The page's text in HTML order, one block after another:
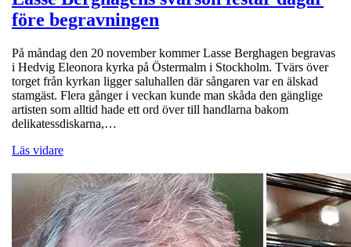
före begravningen
På måndag den 20 november kommer Lasse Berghagen begravas
i Hedvig Eleonora kyrka på Östermalm i Stockholm. Tvärs över
torget från kyrkan ligger saluhallen där sångaren var en älskad
stamgäst. Flera gånger i veckan kunde man skåda den gänglige
artisten som alltid hade ett ord över till handlarna bakom
delikatessdiskarna,…
Läs vidare